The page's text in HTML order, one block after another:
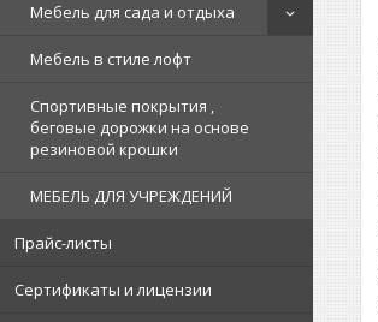
Мебель для сада и отдыха
Мебель в стиле лофт
Спортивные покрытия ,
беговые дорожки на основе
резиновой крошки
МЕБЕЛЬ ДЛЯ УЧРЕЖДЕНИЙ
Прайс-листы
Сертификаты и лицензии